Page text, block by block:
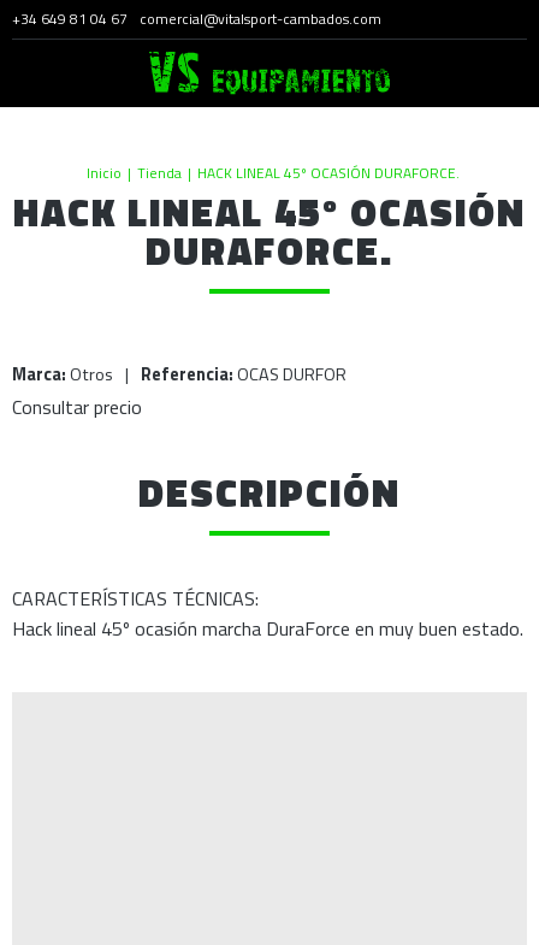
+34 649 81 04 67 comercial@vitalsport-cambados.com
Inicio | Tienda | HACK LINEAL 45º OCASIÓN DURAFORCE.
HACK LINEAL 45º OCASIÓN
DURAFORCE.
Marca:Otros | Referencia:OCAS DURFOR
Consultar precio
DESCRIPCIÓN
CARACTERÍSTICAS TÉCNICAS:
Hack lineal 45º ocasión marcha DuraForce en muy buen estado.